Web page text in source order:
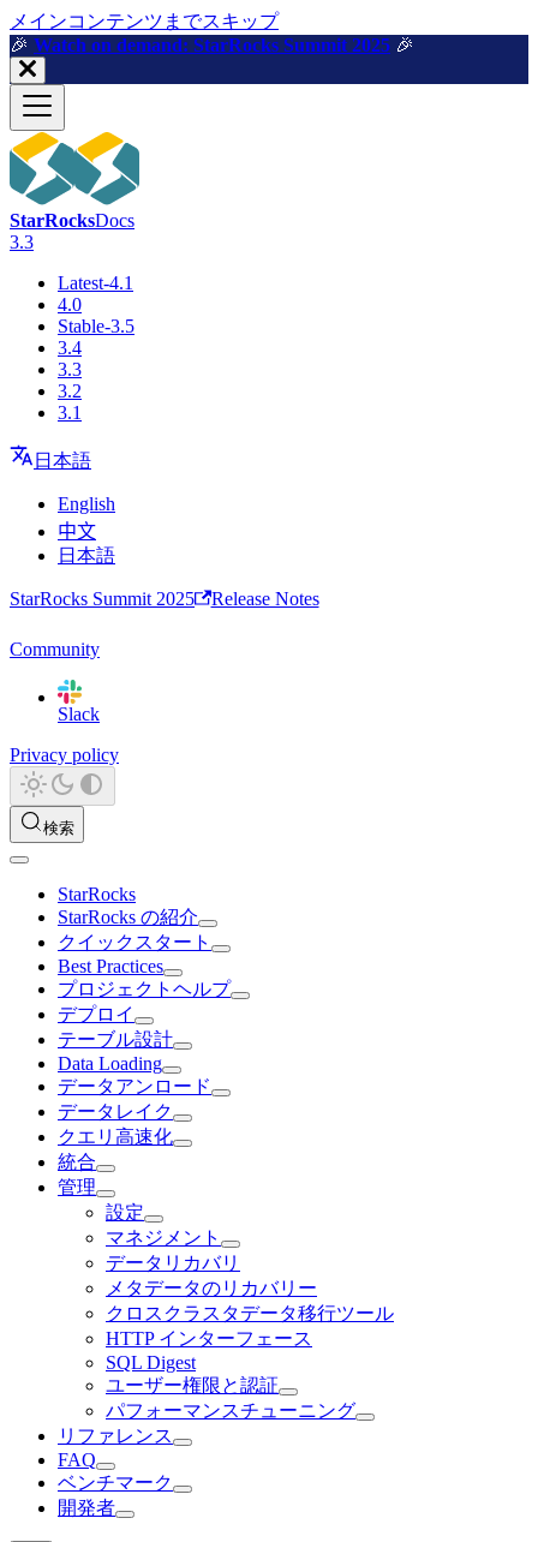
メインコンテンツまでスキップ
🎉️ Watch on demand: StarRocks Summit 2025 🎉️
StarRocksDocs
3.3
Latest-4.1
4.0
Stable-3.5
3.4
3.3
3.2
3.1
日本語
English
中文
日本語
StarRocks Summit 2025 Release Notes
Community
Slack
Privacy policy
検索
StarRocks
StarRocks の紹介
クイックスタート
Best Practices
プロジェクトヘルプ
デプロイ
テーブル設計
Data Loading
データアンロード
データレイク
クエリ高速化
統合
管理
設定
マネジメント
データリカバリ
メタデータのリカバリー
クロスクラスタデータ移行ツール
HTTP インターフェース
SQL Digest
ユーザー権限と認証
パフォーマンスチューニング
リファレンス
FAQ
ベンチマーク
開発者